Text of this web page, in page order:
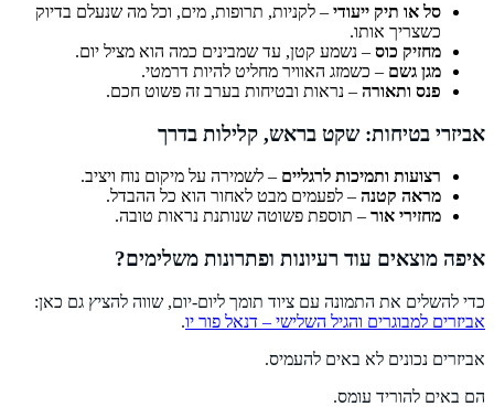
סל או תיק ייעודי – לקניות, תרופות, מים, וכל מה שנעלם בדיוק
כשצריך אותו.
מחזיק כוס – נשמע קטן, עד שמבינים כמה הוא מציל יום.
מגן גשם – כשמזג האוויר מחליט להיות דרמטי.
פנס ותאורה – נראות ובטיחות בערב זה פשוט חכם.
אביזרי בטיחות: שקט בראש, קלילות בדרך
רצועות ותמיכות לרגליים – לשמירה על מיקום נוח ויציב.
מראה קטנה – לפעמים מבט לאחור הוא כל ההבדל.
מחזירי אור – תוספת פשוטה שנותנת נראות טובה.
איפה מוצאים עוד רעיונות ופתרונות משלימים?
כדי להשלים את התמונה עם ציוד תומך ליום-יום, שווה להציץ גם כאן:
אביזרים למבוגרים והגיל השלישי – דנאל פור יו.
אביזרים נכונים לא באים להעמיס.
הם באים להוריד עומס.